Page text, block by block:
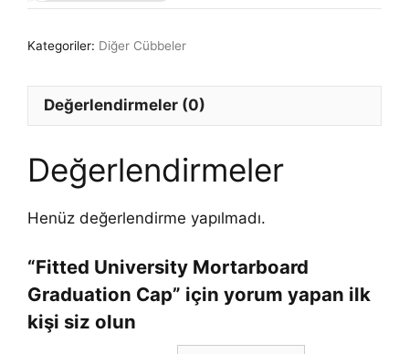
Kategoriler: Diğer Cübbeler
Değerlendirmeler (0)
Değerlendirmeler
Henüz değerlendirme yapılmadı.
“Fitted University Mortarboard
Graduation Cap” için yorum yapan ilk
kişi siz olun